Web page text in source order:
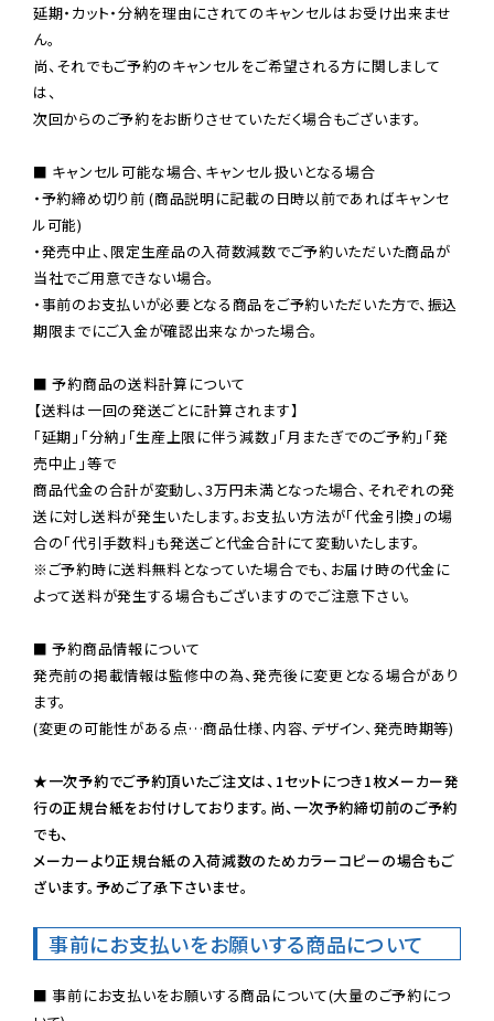
延期・カット・分納を理由にされてのキャンセルはお受け出来ませ
ん。
尚、それでもご予約のキャンセルをご希望される方に関しまして
は、
次回からのご予約をお断りさせていただく場合もございます。
■ キャンセル可能な場合、キャンセル扱いとなる場合
・予約締め切り前 (商品説明に記載の日時以前であればキャンセ
ル可能)
・発売中止、限定生産品の入荷数減数でご予約いただいた商品が
当社でご用意できない場合。
・事前のお支払いが必要となる商品をご予約いただいた方で、振込
期限までにご入金が確認出来なかった場合。
■ 予約商品の送料計算について
【送料は一回の発送ごとに計算されます】
「延期」「分納」「生産上限に伴う減数」「月またぎでのご予約」「発
売中止」等で
商品代金の合計が変動し、3万円未満となった場合、それぞれの発
送に対し送料が発生いたします。お支払い方法が「代金引換」の場
※ご予約時に送料無料となっていた場合でも、お届け時の代金に
よって送料が発生する場合もございますのでご注意下さい。
■ 予約商品情報について
発売前の掲載情報は監修中の為、発売後に変更となる場合があり
ます。
(変更の可能性がある点…商品仕様、内容、デザイン、発売時期等)
★一次予約でご予約頂いたご注文は、1セットにつき1枚メーカー発
行の正規台紙をお付けしております。尚、一次予約締切前のご予約
でも、
メーカーより正規台紙の入荷減数のためカラーコピーの場合もご
ざいます。予めご了承下さいませ。
事前にお支払いをお願いする商品について
■ 事前にお支払いをお願いする商品について(大量のご予約につ